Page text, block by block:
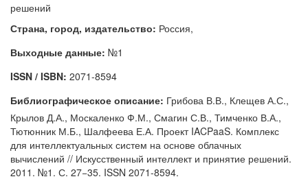
решений
Страна, город, издательство: Россия,
Выходные данные: №1
ISSN / ISBN: 2071-8594
Библиографическое описание: Грибова В.В., Клещев А.С.,
Крылов Д.А., Москаленко Ф.М., Смагин С.В., Тимченко В.А.,
Тютюнник М.Б., Шалфеева Е.А. Проект IACPaaS. Комплекс
для интеллектуальных систем на основе облачных
вычислений // Искусственный интеллект и принятие решений.
2011. №1. С. 27−35. ISSN 2071-8594.